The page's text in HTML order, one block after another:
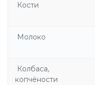
Кости
Молоко
Колбаса,
копчёности